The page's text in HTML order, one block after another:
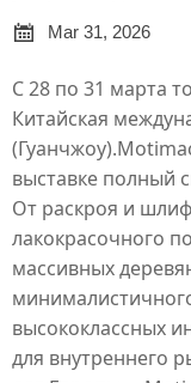

Mar 31, 2026
С 28 по 31 марта
Китайская
(Гуанчжоу).
выставке полный
От раскроя и
лакокрасочного
массивных
высококлассных
для внутреннего